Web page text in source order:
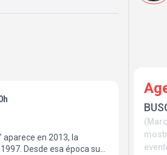
aparece en 2013, la
Desde esa época su